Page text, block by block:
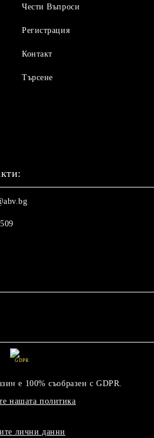
Чести Въпроси
Регистрация
Контакт
Търсене
GDPR
е 100% съобразен с GDPR.
нашата политика
лични данни